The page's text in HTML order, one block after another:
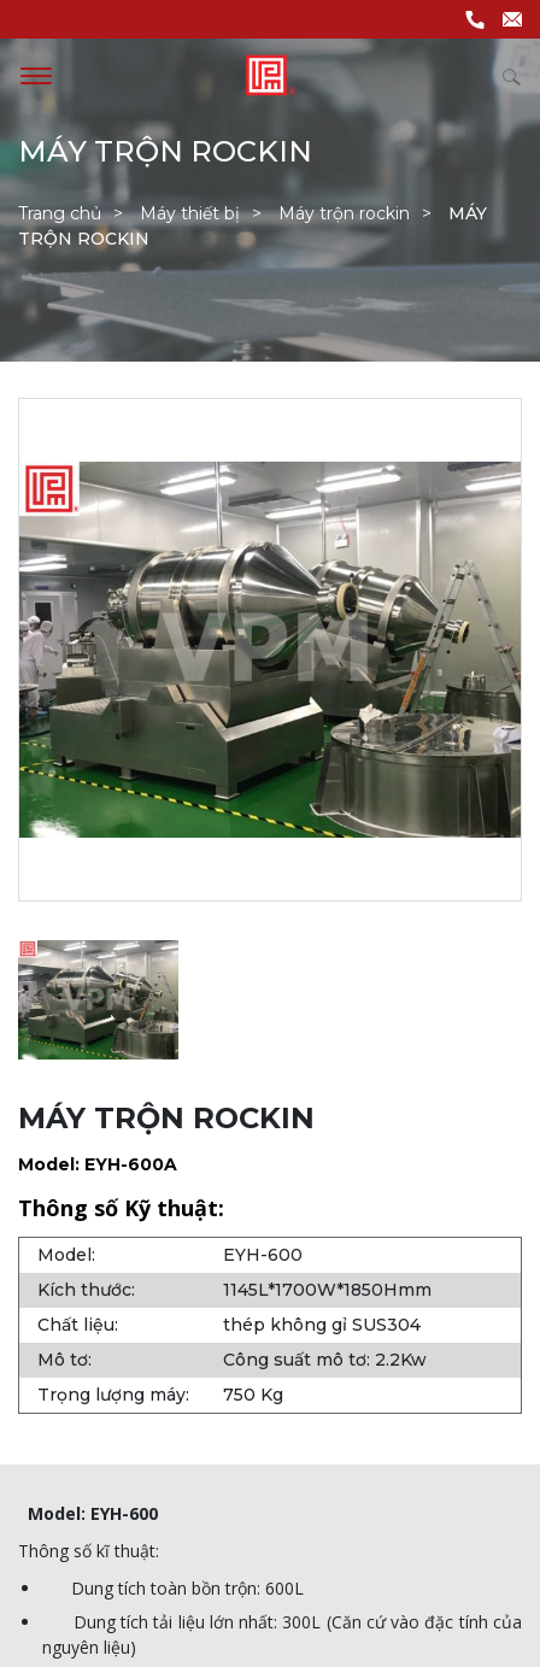
MÁY TRỘN ROCKIN
Trang chủ Máy thiết bị Máy trộn rockin
MÁY
TRỘN ROCKIN
MÁY TRỘN ROCKIN
Model: EYH-600A
Thông số Kỹ thuật:
Model:
EYH-600
Kích thước:
1145L*1700W*1850Hmm
Chất liệu:
thép không gỉ SUS304
Mô tơ:
Công suất mô tơ: 2.2Kw
Trọng lượng máy:
750 Kg
Model: EYH-600
Thông số kĩ thuật:
Dung tích toàn bồn trộn: 600L
Dung tích tải liệu lớn nhất: 300L (Căn cứ vào đặc tính của
nguyên liệu)